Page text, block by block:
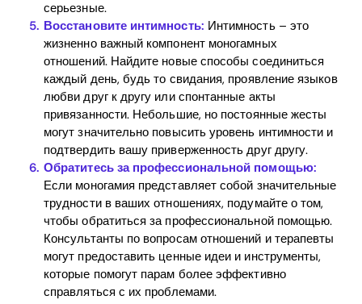
серьезные.
Восстановите интимность: Интимность – это
жизненно важный компонент моногамных
отношений. Найдите новые способы соединиться
каждый день, будь то свидания, проявление языков
любви друг к другу или спонтанные акты
привязанности. Небольшие, но постоянные жесты
могут значительно повысить уровень интимности и
подтвердить вашу приверженность друг другу.
Обратитесь за профессиональной помощью:
Если моногамия представляет собой значительные
трудности в ваших отношениях, подумайте о том,
чтобы обратиться за профессиональной помощью.
Консультанты по вопросам отношений и терапевты
могут предоставить ценные идеи и инструменты,
которые помогут парам более эффективно
справляться с их проблемами.